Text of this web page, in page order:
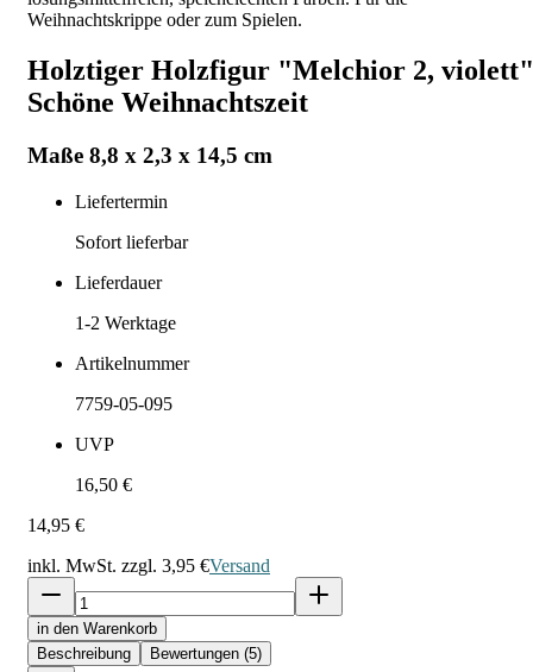
Weihnachtskrippe oder zum Spielen.
Holztiger Holzfigur "Melchior 2, violett"
Schöne Weihnachtszeit
Maße 8,8 x 2,3 x 14,5 cm
Liefertermin
Sofort lieferbar
Lieferdauer
1-2 Werktage
Artikelnummer
7759-05-095
UVP
16,50 €
14,95 €
inkl. MwSt. zzgl. 3,95 €Versand
in den Warenkorb
Beschreibung
Bewertungen (5)